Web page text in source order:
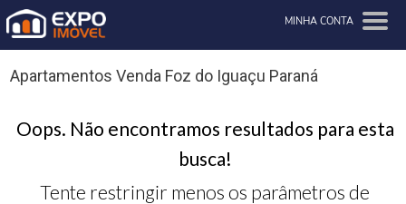
MINHA CONTA
Apartamentos Venda Foz do Iguaçu Paraná
Oops. Não encontramos resultados para esta
busca!
Tente restringir menos os parâmetros de